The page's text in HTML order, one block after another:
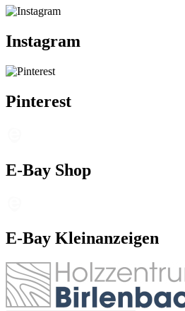
Instagram
Pinterest
E-Bay Shop
E-Bay Kleinanzeigen